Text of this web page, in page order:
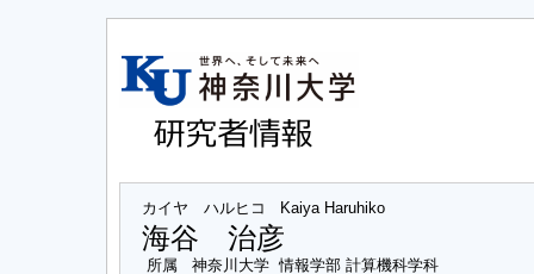
カイヤ ハルヒコ Kaiya Haruhiko
海谷 治彦
所属
神奈川大学 情報学部 計算機科学科